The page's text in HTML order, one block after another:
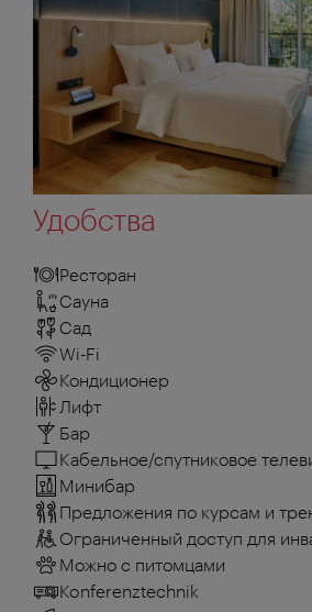
Удобства
Ресторан
Сауна
Сад
Wi-Fi
Кондиционер
Лифт
Бар
Кабельное/спутниковое
Минибар
Предложения по курсам и
Ограниченный доступ для
Можно с питомцами
Konferenztechnik